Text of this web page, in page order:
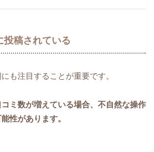
投稿されている
も注目することが重要です。
ミ数が増えている場合、不自然な操作
性があります。